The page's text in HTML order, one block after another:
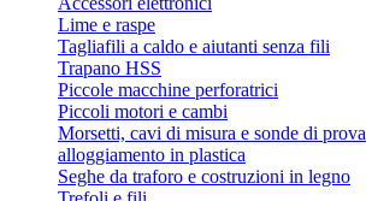
Lime e raspe
Tagliafili a caldo e aiutanti senza fili
Trapano HSS
Piccole macchine perforatrici
Piccoli motori e cambi
Morsetti, cavi di misura e sonde di prova
alloggiamento in plastica
Seghe da traforo e costruzioni in legno